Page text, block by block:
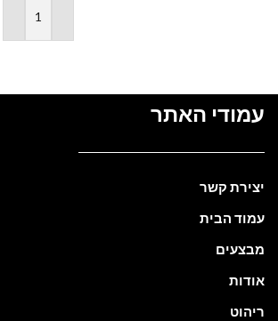
הוספה לסל
עמודי האתר
יצירת קשר
עמוד הבית
מבצעים
אודות
ריהוט